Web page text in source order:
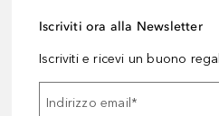
Iscriviti ora alla Newsletter
Iscriviti e ricevi un buono
Indirizzo email*